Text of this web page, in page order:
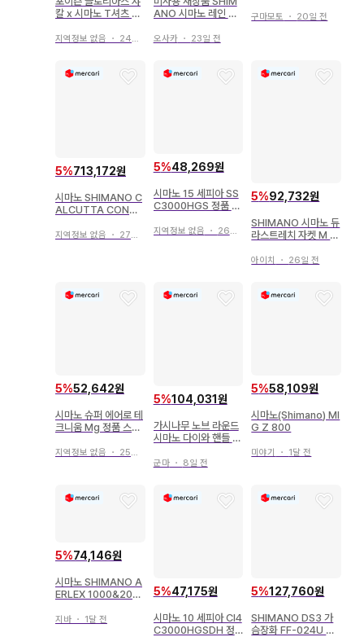
칼 x 시마노 T셔츠 단
지역정보 없음 ・ 24일 전
ANO 시마노 레인 버
오사카・ 23일 전
오징어
구마모토 ・ 20일 전
5%713,172원
시마노 SHIMANO C
ALCUTTA CONQU
지역정보 없음 ・ 27일 전
5%48,269원
시마노 15 세피아 SS
C3000HGS 정품 핸
지역정보 없음 ・ 26일 전
5%92,732원
SHIMANO 시마노 듀
라스트레치 자켓 M 의
아이치 ・ 26일 전
5%52,642원
시마노 슈퍼 에어로 테
크니움 Mg 정품 스풀
지역정보 없음 ・ 25일 전
5%104,031원
가시나무 노브 라운드
시마노 다이와 핸들 노
군마・ 8일 전
5%58,109원
시마노(Shimano) MI
G Z 800
미야기 ・ 1달 전
5%74,146원
시마노 SHIMANO A
ERLEX 1000&200
지바 ・ 1달 전
5%47,175원
시마노 10 세피아 CI4
C3000HGSDH 정
5%127,760원
SHIMANO DS3 가
슴장화 FF-024U 블